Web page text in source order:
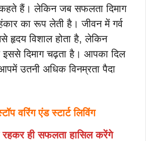
कहते हैं। लेकिन जब सफलता दिमाग
का रूप लेती है। जीवन में गर्व
हृदय विशाल होता है, लेकिन
इससे दिमाग चढ़ता है। आपका दिल
उतनी अधिक विनम्रता पैदा
वरिंग एंड स्टार्ट लिविंग
ही सफलता हासिल करेंगे